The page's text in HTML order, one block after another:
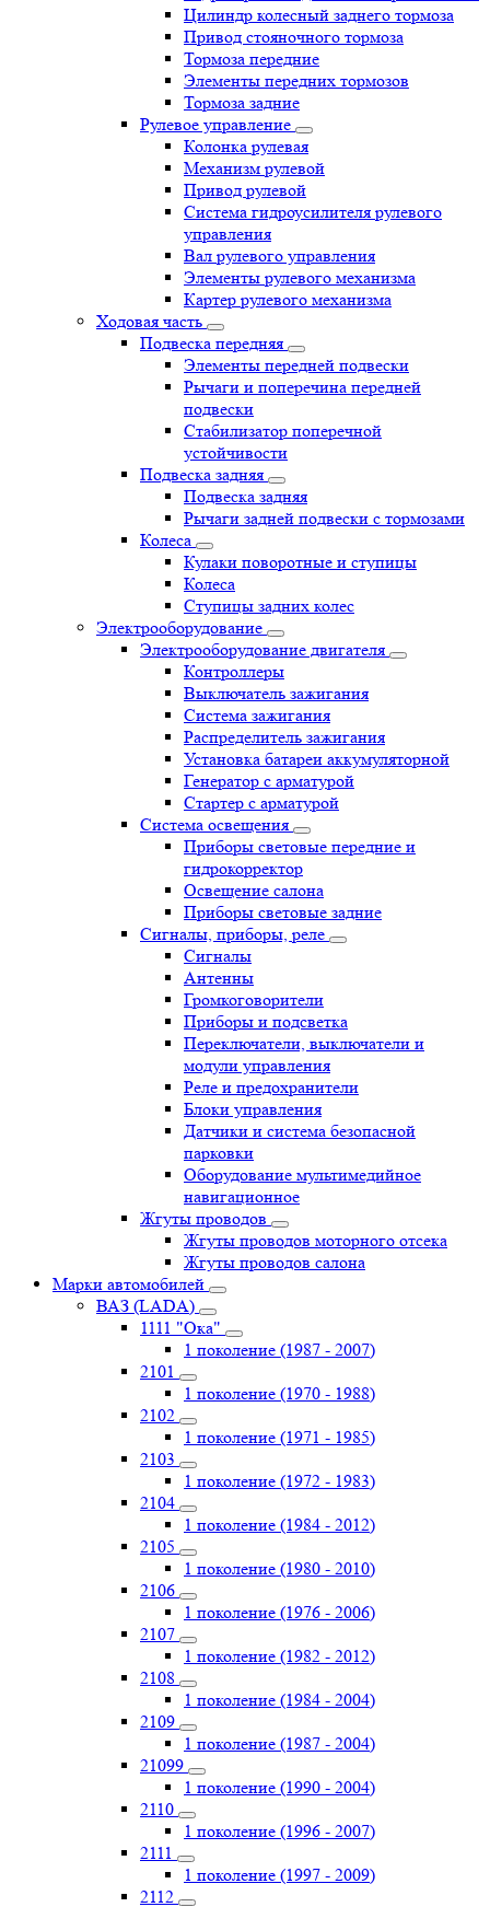
Цилиндр колесный заднего тормоза
Привод стояночного тормоза
Тормоза передние
Элементы передних тормозов
Тормоза задние
Рулевое управление
Колонка рулевая
Механизм рулевой
Привод рулевой
Система гидроусилителя рулевого
управления
Вал рулевого управления
Элементы рулевого механизма
Картер рулевого механизма
Ходовая часть
Подвеска передняя
Элементы передней подвески
Рычаги и поперечина передней
подвески
Стабилизатор поперечной
устойчивости
Подвеска задняя
Подвеска задняя
Рычаги задней подвески с тормозами
Колеса
Кулаки поворотные и ступицы
Колеса
Ступицы задних колес
Электрооборудование
Электрооборудование двигателя
Контроллеры
Выключатель зажигания
Система зажигания
Распределитель зажигания
Установка батареи аккумуляторной
Генератор с арматурой
Стартер с арматурой
Система освещения
Приборы световые передние и
гидрокорректор
Освещение салона
Приборы световые задние
Сигналы, приборы, реле
Сигналы
Антенны
Громкоговорители
Приборы и подсветка
Переключатели, выключатели и
модули управления
Реле и предохранители
Блоки управления
Датчики и система безопасной
парковки
Оборудование мультимедийное
навигационное
Жгуты проводов
Жгуты проводов моторного отсека
Жгуты проводов салона
Марки автомобилей
ВАЗ (LADA)
1111 "Ока"
1 поколение (1987 - 2007)
2101
1 поколение (1970 - 1988)
2102
1 поколение (1971 - 1985)
2103
1 поколение (1972 - 1983)
2104
1 поколение (1984 - 2012)
2105
1 поколение (1980 - 2010)
2106
1 поколение (1976 - 2006)
2107
1 поколение (1982 - 2012)
2108
1 поколение (1984 - 2004)
2109
1 поколение (1987 - 2004)
21099
1 поколение (1990 - 2004)
2110
1 поколение (1996 - 2007)
2111
1 поколение (1997 - 2009)
2112